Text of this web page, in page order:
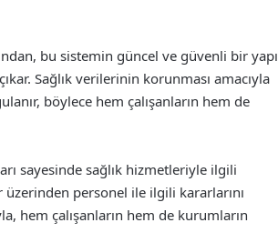
bu sistemin güncel ve güvenli bir yapı
Sağlık verilerinin korunması amacıyla
böylece hem çalışanların hem de
sayesinde sağlık hizmetleriyle ilgili
personel ile ilgili kararlarını
hem çalışanların hem de kurumların